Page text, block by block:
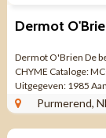
Dermot O'Brien De
CHYME Cataloge:
Uitgegeven: 1985
Pop, Folk, World, & ...
Purmerend,